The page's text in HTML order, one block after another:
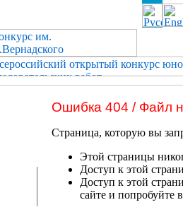
Ошибка 404 / Файл
Страница, которую вы
Этой страницы
Доступ к этой
Доступ к этой
сайте и попробуйте